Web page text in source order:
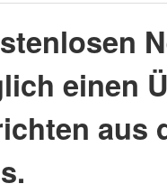
einen
aus